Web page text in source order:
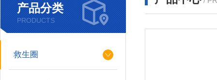
产品分类
PRODUCTS
救生圈